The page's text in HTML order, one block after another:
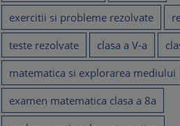
exercitii si probleme rezolvate
teste rezolvate
clasa a V-a
matematica si explorarea mediului
examen matematica clasa a 8a